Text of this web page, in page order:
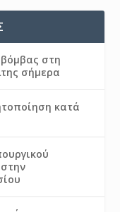
στη
σήμερα
κατά